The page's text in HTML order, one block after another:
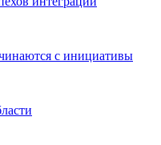
с инициативы